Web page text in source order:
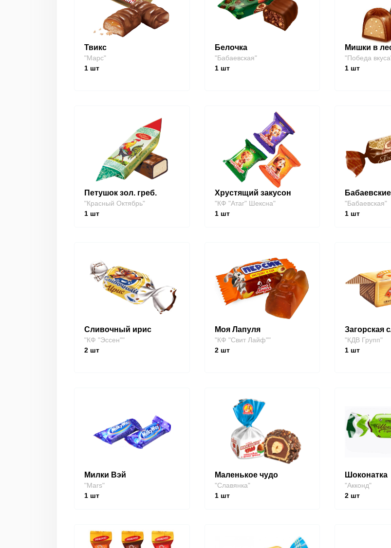
Твикс
"Марс"
1 шт
Белочка
"Бабаевская"
1шт
Мишки в
"Победа
1 шт
Петушок зол. греб.
"Красный Октябрь"
1 шт
Хрустящий закусон
"КФ "Атаг" Шексна"
1шт
"Бабаевская"
1 шт
Сливочный ирис
"КФ "Эссен""
2 шт
Моя Лапуля
"КФ "Свит Лайф""
2шт
Загорская
"КДВ Групп"
1 шт
Милки Вэй
"Mars"
1 шт
Маленькое чудо
"Славянка"
1шт
Шоконатка
"Акконд"
2 шт